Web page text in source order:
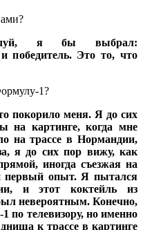
я бы выбрал:
победитель. Это то, что
1?
покорило меня. Я до сих
на картинге, когда мне
на трассе в Нормандии,
я до сих пор вижу, как
иногда съезжая на
первый опыт. Я пытался
и этот коктейль из
невероятным. Конечно,
по телевизору, но именно
к трассе в картинге